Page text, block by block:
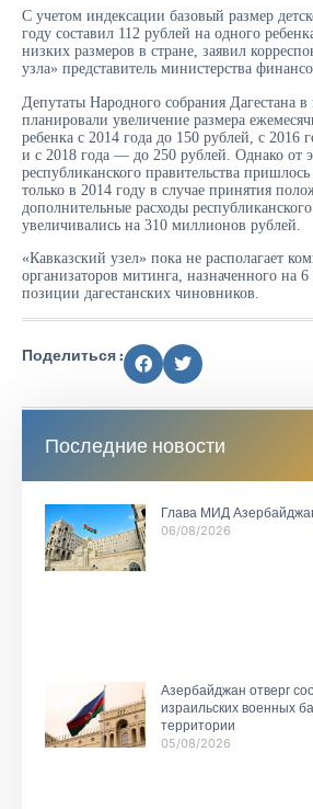
С учетом индексации базовый размер
году составил 112 рублей на одного
низких размеров в стране, заявил
узла» представитель министерства
Депутаты Народного собрания Дагестана
планировали увеличение размера
ребенка с 2014 года до 150 рублей, с 2016
и с 2018 года — до 250 рублей. Однако от
республиканского правительства пришлось
только в 2014 году в случае принятия
дополнительные расходы
увеличивались на 310 миллионов рублей.
«Кавказский узел» пока не располагает
организаторов митинга, назначенного на
позиции дагестанских чиновников.
Поделиться :
Последние новости
Глава МИД
06/08/2026
Азербайджан отверг
израильских военных
территории
05/08/2026